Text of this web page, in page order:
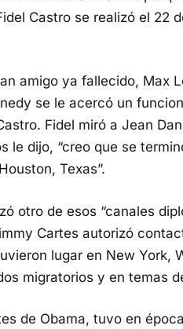
Castro se realizó el 22
amigo ya fallecido, Max
se le acercó un
Fidel miró a Jean
le dijo, “creo que se
Texas”.
otro de esos “canales
Cartes autorizó
lugar en New York,
migratorios y en temas
de Obama, tuvo en